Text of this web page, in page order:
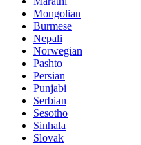
Mongolian
Burmese
Nepali
Norwegian
Pashto
Persian
Punjabi
Serbian
Sesotho
Sinhala
Slovak